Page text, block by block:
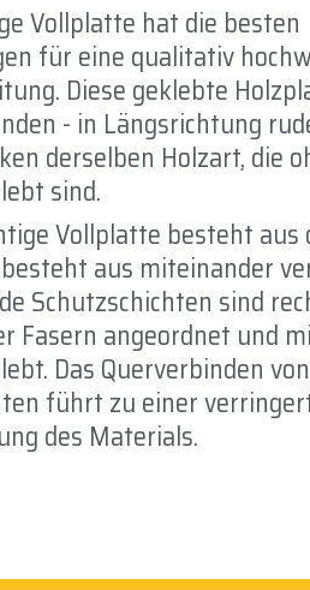
Vollplatte hat die besten
für eine qualitativ
Diese geklebte
- in Längsrichtung
derselben Holzart, die
sind.
Vollplatte besteht aus
aus miteinander
Schutzschichten sind
Fasern angeordnet und
Das Querverbinden von
führt zu einer
des Materials.